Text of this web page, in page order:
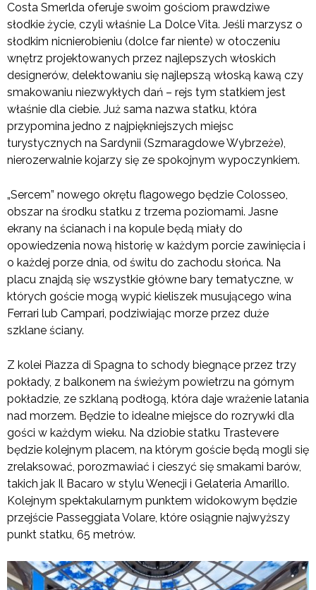
Costa Smerlda oferuje swoim gościom prawdziwe
słodkie życie, czyli właśnie La Dolce Vita. Jeśli marzysz o
słodkim nicnierobieniu (dolce far niente) w otoczeniu
wnętrz projektowanych przez najlepszych włoskich
designerów, delektowaniu się najlepszą włoską kawą czy
smakowaniu niezwykłych dań – rejs tym statkiem jest
właśnie dla ciebie. Już sama nazwa statku, która
przypomina jedno z najpiękniejszych miejsc
turystycznych na Sardynii (Szmaragdowe Wybrzeże),
nierozerwalnie kojarzy się ze spokojnym wypoczynkiem.
„Sercem” nowego okrętu flagowego będzie Colosseo,
obszar na środku statku z trzema poziomami. Jasne
ekrany na ścianach i na kopule będą miały do
opowiedzenia nową historię w każdym porcie zawinięcia i
o każdej porze dnia, od świtu do zachodu słońca. Na
placu znajdą się wszystkie główne bary tematyczne, w
których goście mogą wypić kieliszek musującego wina
Ferrari lub Campari, podziwiając morze przez duże
szklane ściany.
Z kolei Piazza di Spagna to schody biegnące przez trzy
pokłady, z balkonem na świeżym powietrzu na górnym
pokładzie, ze szklaną podłogą, która daje wrażenie latania
nad morzem. Będzie to idealne miejsce do rozrywki dla
gości w każdym wieku. Na dziobie statku Trastevere
będzie kolejnym placem, na którym goście będą mogli się
zrelaksować, porozmawiać i cieszyć się smakami barów,
takich jak Il Bacaro w stylu Wenecji i Gelateria Amarillo.
Kolejnym spektakularnym punktem widokowym będzie
przejście Passeggiata Volare, które osiągnie najwyższy
punkt statku, 65 metrów.